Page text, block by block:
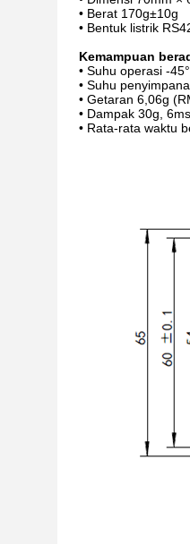
• Berat 170g±10g
• Bentuk listrik
Kemampuan
• Suhu operasi -
• Suhu
• Getaran 6,06g
• Dampak 30g,
• Rata-rata waktu